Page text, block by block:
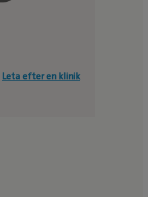
Leta efter en klinik